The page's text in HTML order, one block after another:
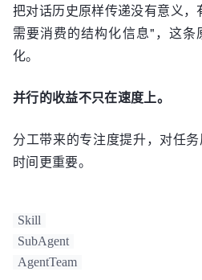
把对话历史原样传递没有意义
需要消费的结构化信息"，这
化。
并行的收益不只在速度上。
分工带来的专注度提升，对任
时间更重要。
Skill
SubAgent
AgentTeam